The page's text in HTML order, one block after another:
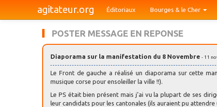
agitateur.org Éditoriaux Bourges & le Cher
POSTER MESSAGE EN REPONSE
Diaporama sur la manifestation du 8 Novembre - 11
Le Front de gauche a réalisé un diaporama sur cette
musique corse pour ensoleiller la ville !!).
Le PS était bien présent mais j’ai vu la plupart de ses
leur candidats pour les cantonales (ils auraient pu attendre